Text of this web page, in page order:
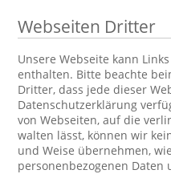
Webseiten Dritter
Unsere Webseite kann
enthalten. Bitte beachte
Dritter, dass jede dieser
Datenschutzerklärung
von Webseiten, auf die
walten lässt, können wir
und Weise übernehmen,
personenbezogenen Daten